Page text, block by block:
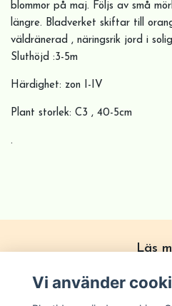
blommor på maj. Följs av små
längre. Bladverket skiftar till
väldränerad , näringsrik jord i
Sluthöjd :3-5m
Härdighet: zon I-IV
Plant storlek: C3 , 40-5cm
.
Läs
Vi använder